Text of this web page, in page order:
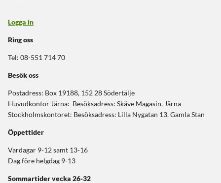
Logga in
Ring oss
Tel: 08-551 714 70
Besök oss
Postadress: Box 19188, 152 28 Södertälje
Huvudkontor Järna: Besöksadress: Skäve Magasin, Järna
Stockholmskontoret: Besöksadress: Lilla Nygatan 13, Gamla Stan
Öppettider
Vardagar 9-12 samt 13-16
Dag före helgdag 9-13
Sommartidervecka 26-32